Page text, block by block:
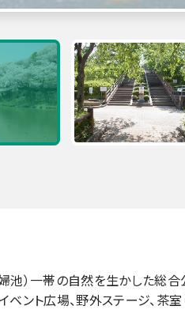
池）一帯の自然を生かした総合
ント広場、野外ステージ、茶室